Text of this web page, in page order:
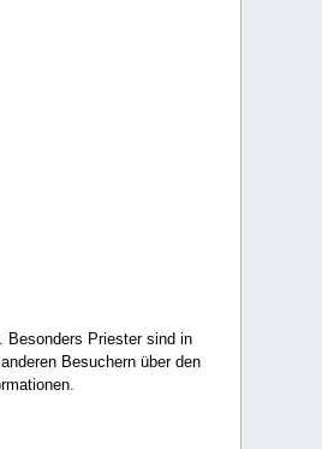
Besonders Priester sind in
Besuchern über den